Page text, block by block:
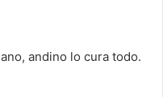
andino lo cura todo.